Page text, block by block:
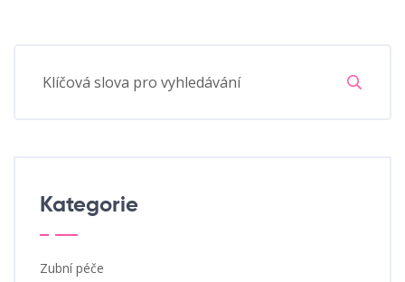
Kategorie
Zubní péče